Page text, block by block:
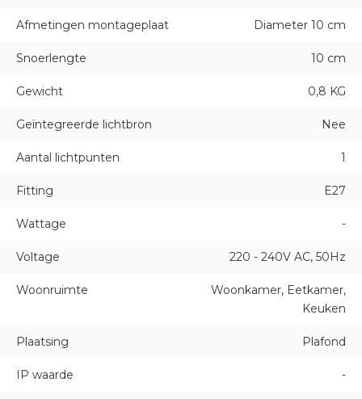
Afmetingen montageplaat Diameter 10 cm
Snoerlengte 10 cm
Gewicht 0,8 KG
Geïntegreerde lichtbron Nee
Aantal lichtpunten 1
Fitting E27
Wattage -
Voltage 220 - 240V AC, 50Hz
Woonruimte
Woonkamer, Eetkamer,
Keuken
Plaatsing Plafond
IP waarde -